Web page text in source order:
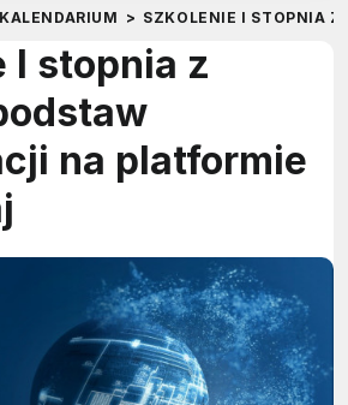
KALENDARIUM > SZKOLENIE I STOPNIA
I stopnia z
na platformie